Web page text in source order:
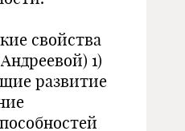
свойства
1)
развитие